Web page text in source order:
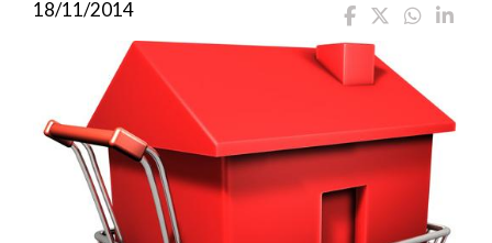
18/11/2014